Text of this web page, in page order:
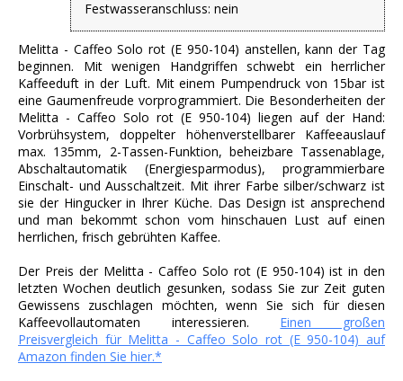
Festwasseranschluss: nein
Melitta - Caffeo Solo rot (E 950-104) anstellen, kann der Tag
beginnen. Mit wenigen Handgriffen schwebt ein herrlicher
Kaffeeduft in der Luft. Mit einem Pumpendruck von 15bar ist
eine Gaumenfreude vorprogrammiert. Die Besonderheiten der
Melitta - Caffeo Solo rot (E 950-104) liegen auf der Hand:
Vorbrühsystem, doppelter höhenverstellbarer Kaffeeauslauf
max. 135mm, 2-Tassen-Funktion, beheizbare Tassenablage,
Abschaltautomatik (Energiesparmodus), programmierbare
Einschalt- und Ausschaltzeit. Mit ihrer Farbe silber/​schwarz ist
sie der Hingucker in Ihrer Küche. Das Design ist ansprechend
und man bekommt schon vom hinschauen Lust auf einen
herrlichen, frisch gebrühten Kaffee.
Der Preis der Melitta - Caffeo Solo rot (E 950-104) ist in den
letzten Wochen deutlich gesunken, sodass Sie zur Zeit guten
Gewissens zuschlagen möchten, wenn Sie sich für diesen
Kaffeevollautomaten interessieren. Einen großen
Preisvergleich für Melitta - Caffeo Solo rot (E 950-104) auf
Amazon finden Sie hier.*